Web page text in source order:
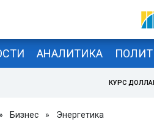
АНАЛИТИКА
КУРС
» Бизнес » Энергетика